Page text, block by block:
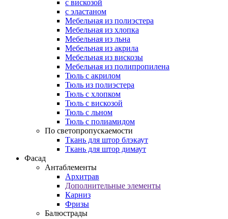
с вискозой
с эластаном
Мебельная из полиэстера
Мебельная из хлопка
Мебельная из льна
Мебельная из акрила
Мебельная из вискозы
Мебельная из полипропилена
Тюль с акрилом
Тюль из полиэстера
Тюль с хлопком
Тюль с вискозой
Тюль с льном
Тюль с полиамидом
По светопропускаемости
Ткань для штор блэкаут
Ткань для штор димаут
Фасад
Антаблементы
Архитрав
Дополнительные элементы
Карниз
Фризы
Балюстрады